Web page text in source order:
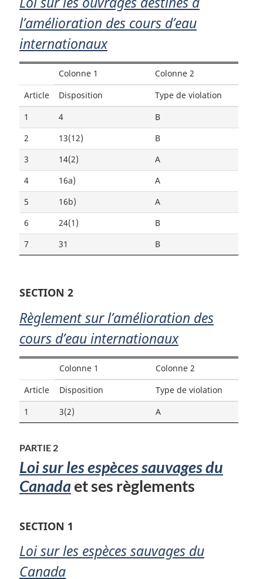
l’amélioration des cours d’eau
internationaux
Colonne 1 Colonne 2
Article Disposition Type de violation
1 4
B
2
13(12)
B
3
14(2)
A
4
16a)
A
5
16b)
A
6
24(1)
B
7
31 B
SECTION 2
Règlement sur l’amélioration des
cours d’eau internationaux
Colonne 1 Colonne 2
Article Disposition Type de violation
1 3(2) A
PARTIE 2
Loi sur les espèces sauvages du
Canadaet ses règlements
SECTION 1
Loi sur les espèces sauvages du
Canada